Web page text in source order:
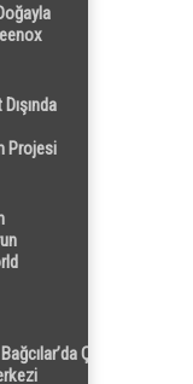
Projesi
Çok